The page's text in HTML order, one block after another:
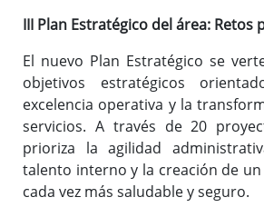
Presentación
Enlaces de interés
Normativa
Diputación Saludable
Gestión de conflictos
III Plan Estratégico del área: Retos
El nuevo Plan Estratégico se
objetivos estratégicos
excelencia operativa y la
servicios. A través de 20
prioriza la agilidad
talento interno y la creación de
cada vez más saludable y seguro.